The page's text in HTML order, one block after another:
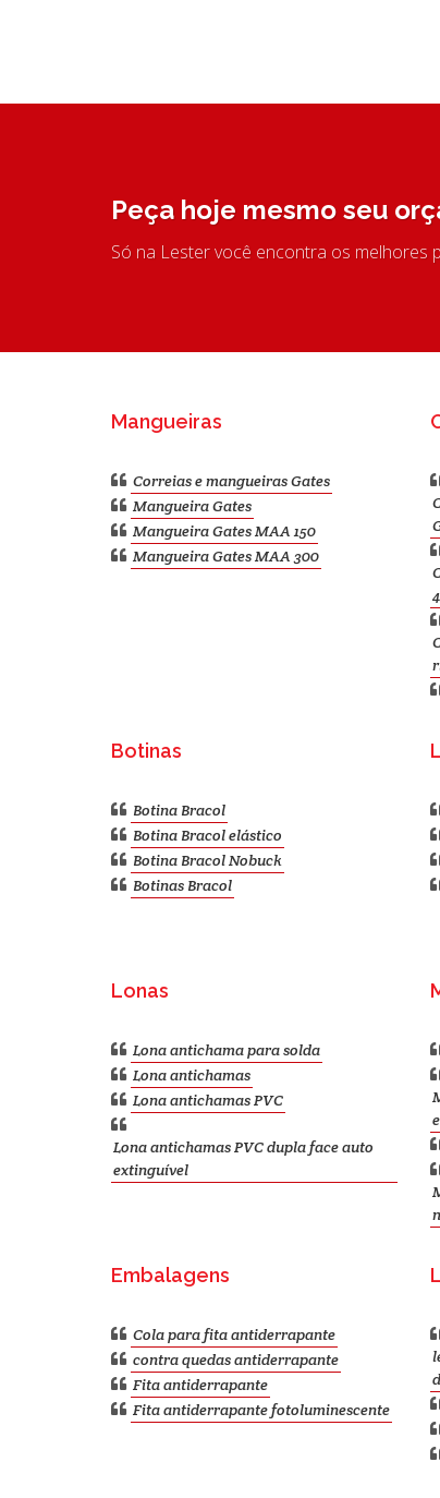
Peça hoje mesmo seu
Só na Lester você encontra os
Mangueiras
Correias e mangueiras Gates
Mangueira Gates
Mangueira Gates MAA 150
Mangueira Gates MAA 300
Botinas
Botina Bracol
Botina Bracol elástico
Botina Bracol Nobuck
Botinas Bracol
Lonas
Lona antichama para solda
Lona antichamas
Lona antichamas PVC
Lona antichamas PVC dupla face auto
extinguível
Embalagens
Cola para fita antiderrapante
contra quedas antiderrapante
Fita antiderrapante
Fita antiderrapante fotoluminescente